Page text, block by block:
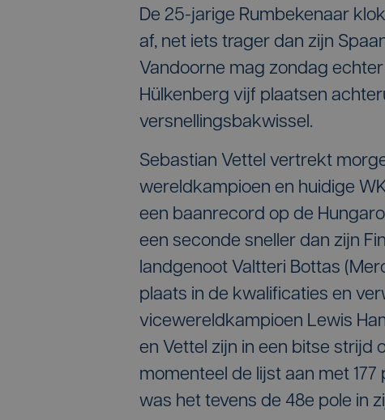
De 25-jarige Rumbekenaar
af, net iets trager dan zijn
Vandoorne mag zondag
Hülkenberg vijf plaatsen
versnellingsbakwissel.
Sebastian Vettel vertrekt
wereldkampioen en huidige
een baanrecord op de
een seconde sneller dan zijn
landgenoot Valtteri Bottas
plaats in de kwalificaties en
vicewereldkampioen Lewis
en Vettel zijn in een bitse strijd
momenteel de lijst aan met
was het tevens de 48e pole in